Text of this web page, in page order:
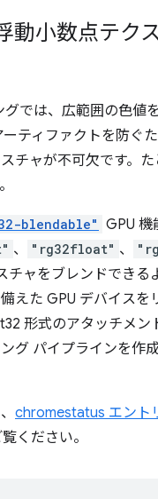
動小数点テク
グでは、広範囲の色値
ティファクトを防ぐ
チャが不可欠です。
blendable" GPU 機
、 "rg32float" 、
チャをブレンドできる
えた GPU デバイスを
形式のアタッチメン
グ パイプラインを作
chromestatus エント
ください。